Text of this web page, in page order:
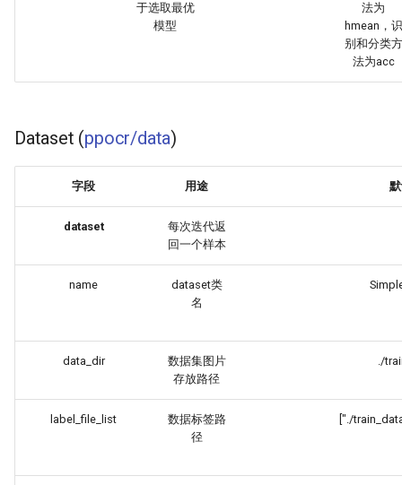
于选取最优
模型
法为
hmean，识
别和分类方
法为acc
Dataset (ppocr/data)
字段 用途
dataset
每次迭代返
回一个样本
name
dataset类
名
data_dir
数据集图片
存放路径
./
label_file_list
数据标签路
径
["./